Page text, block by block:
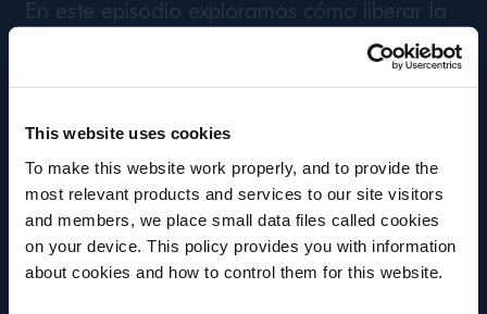
This website uses cookies
To make this website work properly, and to provide the
most relevant products and services to our site visitors
and members, we place small data files called cookies
on your device. This policy provides you with information
about cookies and how to control them for this website.
Antes de iniciar, necesitamos saber tu
En este episodio exploramos cómo liberar la
creatividad. Ser creativo no consiste sólo en
tener nuevas ideas, sino también en ser
estructuras y superando los retos que se
presentan en el camino. Nos adentramos en
algunos de los bares más creativos del
mundo en estos momentos y hablamos con
destacados consultores, directores y